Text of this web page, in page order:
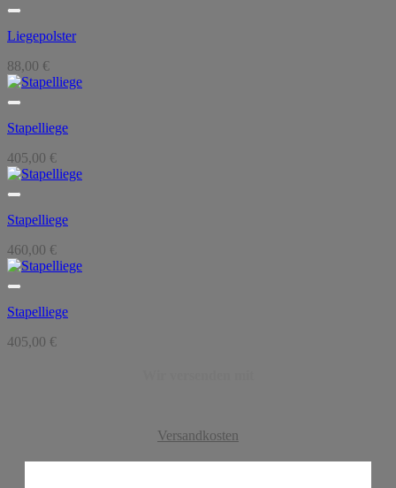
Liegepolster
88,00 €
Stapelliege
405,00 €
Stapelliege
460,00 €
Stapelliege
405,00 €
Versandkosten